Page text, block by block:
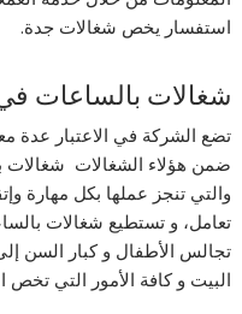
استفسار يخص شغالات جدة.
شغالات بالساعات
تضع الشركة في الاعتبار عدة
ضمن هؤلاء الشغالات
والتي تنجز عملها بكل مهارة
تعامل، و تستطيع شغالات
تجالس الأطفال و كبار السن
البيت و كافة الأمور التي تخص